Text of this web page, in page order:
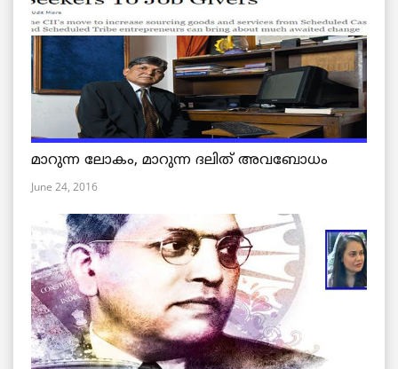
മാറുന്ന ലോകം, മാറുന്ന ദലിത് അവബോധം
June 24, 2016